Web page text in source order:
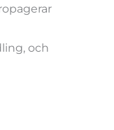
och
– HUR SKA VI